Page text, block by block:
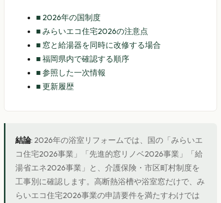
■ 2026年の国制度
■ みらいエコ住宅2026の注意点
■ 窓と給湯器を同時に改修する場合
■ 福岡県内で確認する順序
■ 参照した一次情報
■ 更新履歴
結論: 2026年の浴室リフォームでは、国の「みらいエ
コ住宅2026事業」「先進的窓リノベ2026事業」「給
湯省エネ2026事業」と、介護保険・市区町村制度を
工事別に確認します。高断熱浴槽や浴室窓だけで、み
らいエコ住宅2026事業の申請要件を満たすわけでは